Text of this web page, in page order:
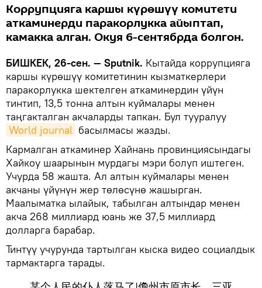
Коррупцияга каршы күрөшүү комитети
аткаминерди паракорлукка айыптап,
камакка алган. Окуя 6-сентябрда болгон.
БИШКЕК, 26-сен. — Sputnik. Кытайда коррупцияга
каршы күрөшүү комитетинин кызматкерлери
паракорлукка шектелген аткаминердин үйүн
тинтип, 13,5 тонна алтын куймалары менен
таңгакталган акчаларды тапкан. Бул тууралуу
World journal басылмасы жазды.
Кармалган аткаминер Хайнань провинциясындагы
Хайкоу шаарынын мурдагы мэри болуп иштеген.
Учурда 58 жашта. Ал алтын куймалары менен
акчаны үйүнүн жер төлөсүнө жашырган.
Маалыматка ылайык, табылган алтындар менен
акча 268 миллиард юань же 37,5 миллиард
долларга барабар.
Тинтүү учурунда тартылган кыска видео социалдык
тармактарга тарады.